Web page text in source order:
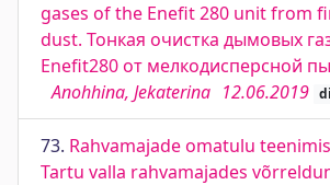
gases of the Enefit 280 unit from
dust. Тонкая очистка дымовых
Enefit280 от мелкодисперсной
Anohhina, Jekaterina 12.06.2019
73. Rahvamajade omatulu
Tartu valla rahvamajades